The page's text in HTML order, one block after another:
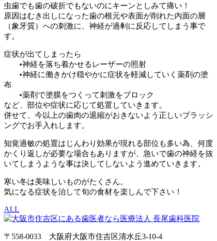
虫歯でも歯の破折でもないのにキーンとしみて痛い！
原因はむき出しになった歯の根元や表面が削れた内面の層
（象牙質）への刺激に、神経が過剰に反応してしまう事で
す。
症状が出てしまったら
•神経を落ち着かせるレーザーの照射
•神経に働きかけ穏やかに症状を軽減していく薬剤の塗
布
•薬剤で塗膜をつくって刺激をブロック
など、部位や症状に応じて処置していきます。
併せて、今以上の歯肉の退縮がおきないよう正しいブラッシ
ングでお手入れします。
知覚過敏の処置はじんわり効果が現れる部位も多い為、何度
かくり返しが必要な場合もありますが、急いで歯の神経を抜
いてしまうような事は決してしないよう進めていきます。
寒い冬は美味しいものがたくさん。
気になる症状を治して旬の食材を楽しんで下さい！
ALL
〒558-0033 大阪府大阪市住吉区清水丘3-10-4